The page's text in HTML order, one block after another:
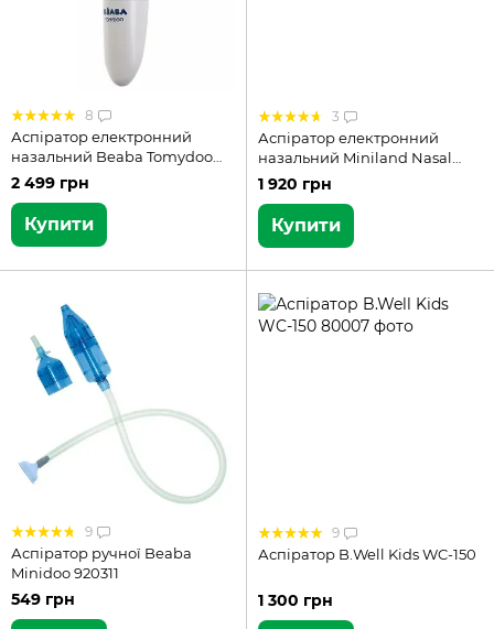
8
Аспіратор електронний
назальний Beaba Tomydoo
920312
2 499 грн
Купити
3
Аспіратор електронний
назальний Miniland Nasal
Care (89058)
1 920 грн
Купити
9
Аспіратор ручної Beaba
Minidoo 920311
549 грн
9
Аспіратор B.Well Kids WC-150
1 300 грн